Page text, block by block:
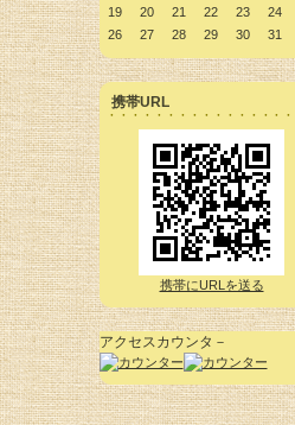
19
20 21 22 23 24
26
27 28 29 30 31
携帯URL
携帯にURLを送る
アクセスカウンタ－